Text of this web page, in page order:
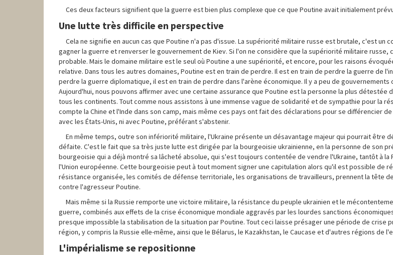
Ces deux facteurs signifient que la guerre est bien plus complexe que ce que Poutine avait initialement
Une lutte très difficile en perspective
Cela ne signifie en aucun cas que Poutine n'a pas d'issue. La supériorité militaire russe est brutale, c'est un
gagner la guerre et renverser le gouvernement de Kiev. Si l'on ne considère que la supériorité militaire russe,
probable. Mais le domaine militaire est le seul où Poutine a une supériorité, et encore, pour les raisons
relative. Dans tous les autres domaines, Poutine est en train de perdre. Il est en train de perdre la guerre de
perdre la guerre diplomatique, il est en train de perdre dans l'arène économique. Il y a peu de
Aujourd'hui, nous pouvons affirmer avec une certaine assurance que Poutine est la personne la plus détestée
tous les continents. Tout comme nous assistons à une immense vague de solidarité et de sympathie pour la
compte la Chine et l'Inde dans son camp, mais même ces pays ont fait des déclarations pour se différencier de
avec les États-Unis, ni avec Poutine, préférant s'abstenir.
En même temps, outre son infériorité militaire, l'Ukraine présente un désavantage majeur qui pourrait être
défaite. C'est le fait que sa très juste lutte est dirigée par la bourgeoisie ukrainienne, en la personne de son
bourgeoisie qui a déjà montré sa lâcheté absolue, qui s'est toujours contentée de vendre l'Ukraine, tantôt à la
l'Union européenne. Cette bourgeoisie peut à tout moment signer une capitulation alors qu'il est possible de
résistance organisée, les comités de défense territoriale, les organisations de travailleurs, prennent la tête
contre l'agresseur Poutine.
Mais même si la Russie remporte une victoire militaire, la résistance du peuple ukrainien et le
guerre, combinés aux effets de la crise économique mondiale aggravés par les lourdes sanctions
presque impossible la stabilisation de la situation par Poutine. Tout ceci laisse présager une période de crise
région, y compris la Russie elle-même, ainsi que le Bélarus, le Kazakhstan, le Caucase et d'autres régions de
L'impérialisme se repositionne